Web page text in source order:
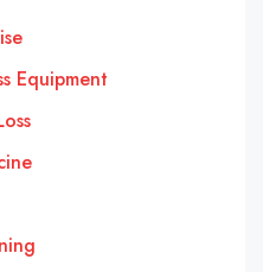
Equipment